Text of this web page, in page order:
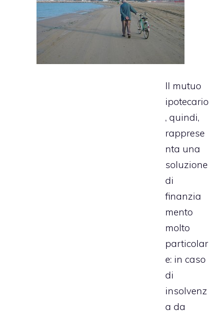
Il mutuo
ipotecario
, quindi,
rapprese
nta una
soluzione
di
finanzia
mento
molto
particolar
e: in caso
di
insolvenz
a da